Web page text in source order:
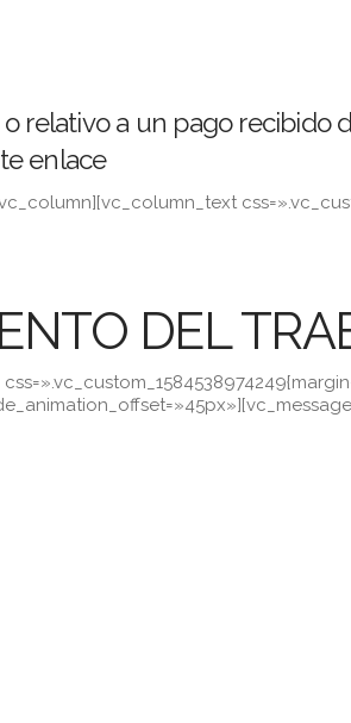
relativo a un pago recibido
enlace
DEL